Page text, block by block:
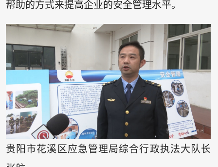
帮助的方式来提高企业的安全管理水平。
贵阳市花溪区应急管理局综合行政执法大队长